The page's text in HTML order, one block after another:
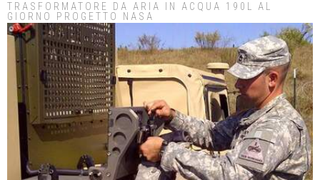
TRASFORMATORE DA ARIA IN ACQUA 190L AL
GIORNO PROGETTO NASA